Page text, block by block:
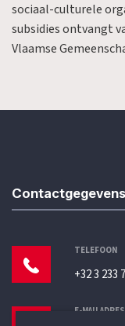
sociaal-culturele
subsidies ontvangt
Vlaamse
Contactgegevens
TELEFOON
+32 3 233
E-MAILADRES